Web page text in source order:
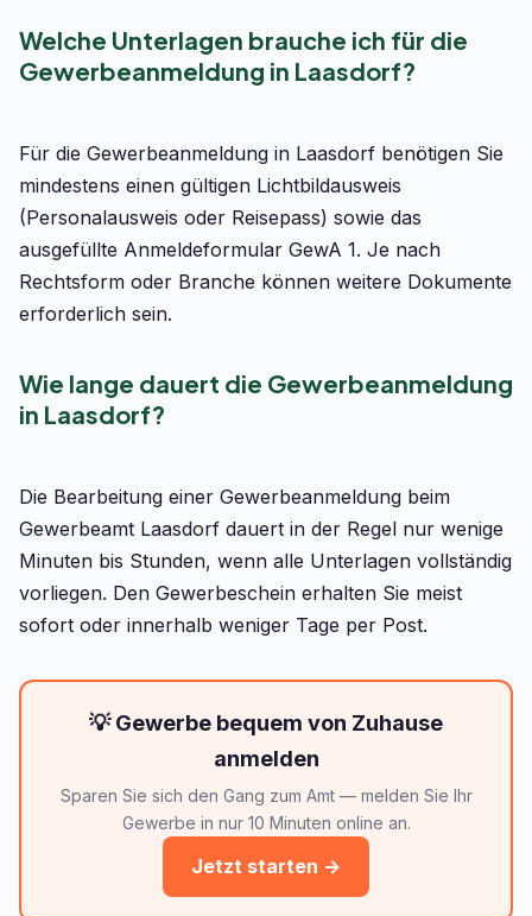
Welche Unterlagen brauche ich für die
Gewerbeanmeldung in Laasdorf?
Für die Gewerbeanmeldung in Laasdorf benötigen Sie
mindestens einen gültigen Lichtbildausweis
(Personalausweis oder Reisepass) sowie das
ausgefüllte Anmeldeformular GewA 1. Je nach
Rechtsform oder Branche können weitere Dokumente
erforderlich sein.
Wie lange dauert die Gewerbeanmeldung
in Laasdorf?
Die Bearbeitung einer Gewerbeanmeldung beim
Gewerbeamt Laasdorf dauert in der Regel nur wenige
Minuten bis Stunden, wenn alle Unterlagen vollständig
vorliegen. Den Gewerbeschein erhalten Sie meist
sofort oder innerhalb weniger Tage per Post.
💡 Gewerbe bequem von Zuhause
anmelden
Sparen Sie sich den Gang zum Amt — melden Sie Ihr
Gewerbe in nur 10 Minuten online an.
Jetzt starten →